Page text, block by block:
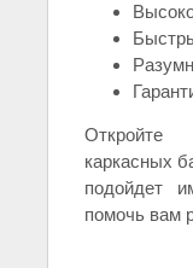
каркасных
подойдет
помочь вам